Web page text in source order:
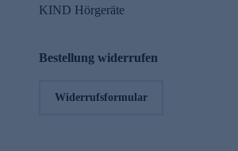
KIND Hörgeräte
Bestellung widerrufen
Widerrufsformular